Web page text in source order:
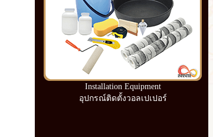
Installation Equipment
อุปกรณ์ติดตั้งวอลเปเปอร์